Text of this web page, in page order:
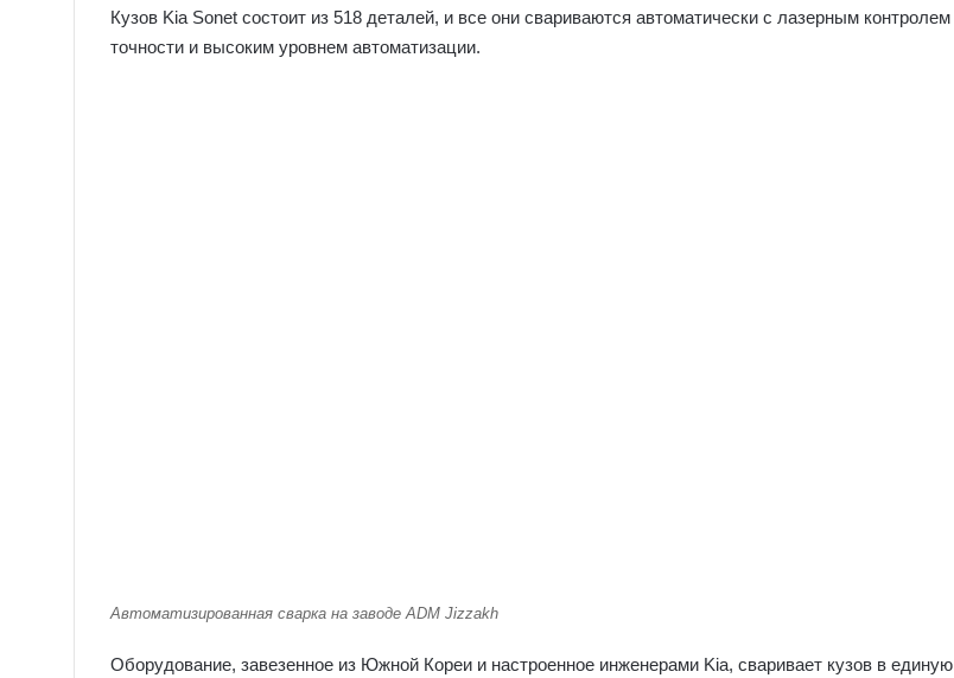
Кузов Kia Sonet состоит из 518 деталей, и все они свариваются автоматически с лазерным контролем
точности и высоким уровнем автоматизации.
Автоматизированная сварка на заводе ADM Jizzakh
Оборудование, завезенное из Южной Кореи и настроенное инженерами Kia, сваривает кузов в единую